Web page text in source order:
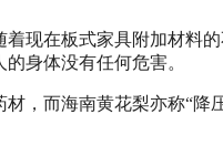
在板式家具附加材料
身体没有任何危害。
，而海南黄花梨亦称“降